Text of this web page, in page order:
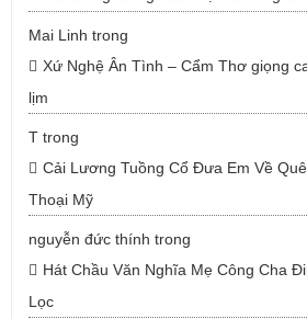
Mai Linh trong
Xứ Nghệ Ân Tình – Cẩm Thơ giọng
lịm
T trong
Cải Lương Tuồng Cổ Đưa Em Về
Thoại Mỹ
nguyễn đức thính trong
Hát Chầu Văn Nghĩa Mẹ Công Cha
Lọc